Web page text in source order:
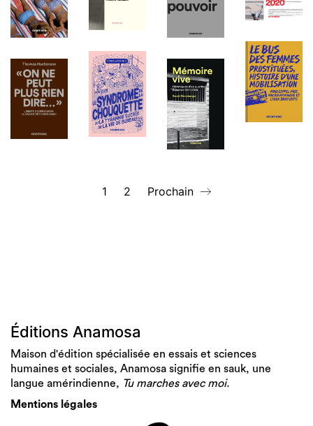
1 2 Prochain
Éditions Anamosa
Maison d'édition spécialisée en essais et sciences
humaines et sociales, Anamosa signifie en sauk, une
langue amérindienne, Tu marches avec moi.
Mentions légales